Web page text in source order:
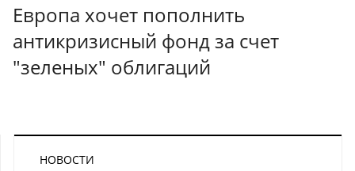
Европа хочет пополнить
антикризисный фонд за счет
"зеленых" облигаций
НОВОСТИ